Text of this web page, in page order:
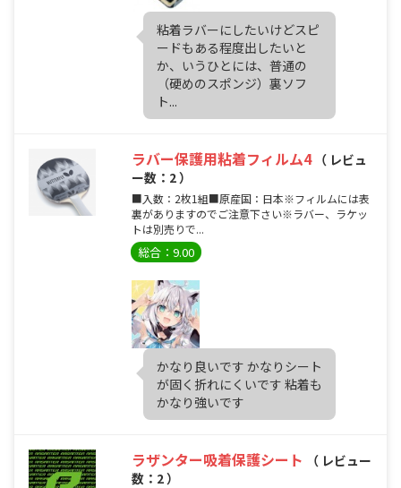
粘着ラバーにしたいけどスピ
ードもある程度出したいと
か、いうひとには、普通の
（硬めのスポンジ）裏ソフ
ト...
ラバー保護用粘着フィルム4（ レビュ
ー数：2 ）
■入数：2枚1組■原産国：日本※フィルムには表
裏がありますのでご注意下さい※ラバー、ラケッ
トは別売りで...
総合：9.00
かなり良いです かなりシート
が固く折れにくいです 粘着も
かなり強いです
ラザンター吸着保護シート
（ レビュー
数：2 ）